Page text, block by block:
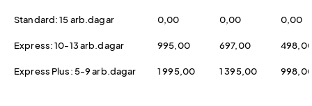
Standard: 15 arb.dagar 0,00 0,00 0,00
Express: 10-13 arb.dagar 995,00 697,00
Express Plus: 5-9 arb.dagar 1 995,00 1 395,00